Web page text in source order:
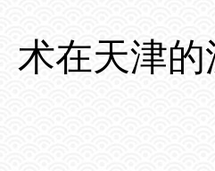
术在天津